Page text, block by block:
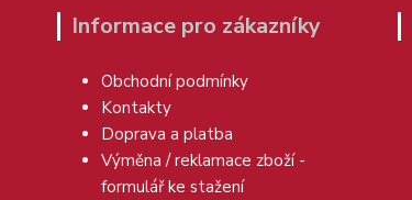
Informace pro zákazníky
Obchodní podmínky
Kontakty
Doprava a platba
Výměna / reklamace zboží -
formulář ke stažení